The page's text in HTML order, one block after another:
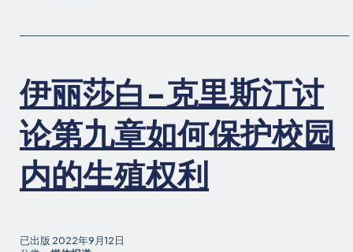
伊丽莎白-克里斯汀讨
论第九章如何保护校园
内的生殖权利
已出版 2022年9月12日